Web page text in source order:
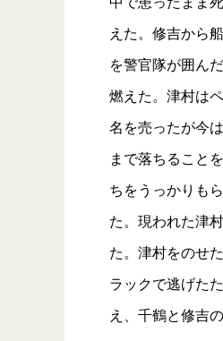
えた。修吉から
を警官隊が囲ん
燃えた。津村は
名を売ったが今
まで落ちること
ちをうっかりも
た。現われた津
た。津村をのせ
ラックで逃げた
え、千鶴と修吉